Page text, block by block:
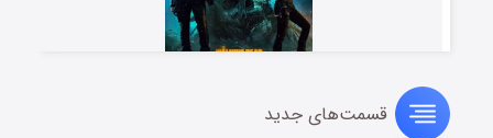
مردگان متحرک: شهر مرده ۳قسمت‌های جدید